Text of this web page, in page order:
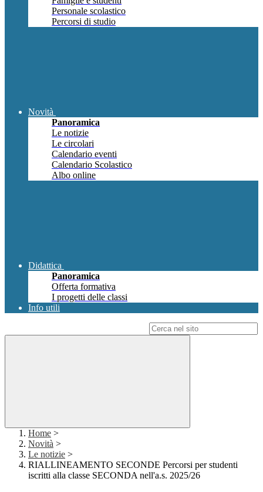
Personale scolastico
Percorsi di studio
Novità
Panoramica
Le notizie
Le circolari
Calendario eventi
Calendario Scolastico
Albo online
Didattica
Panoramica
Offerta formativa
I progetti delle classi
Info utili
Home >
Novità >
Le notizie >
RIALLINEAMENTO SECONDE Percorsi per studenti
iscritti alla classe SECONDA nell'a.s. 2025/26